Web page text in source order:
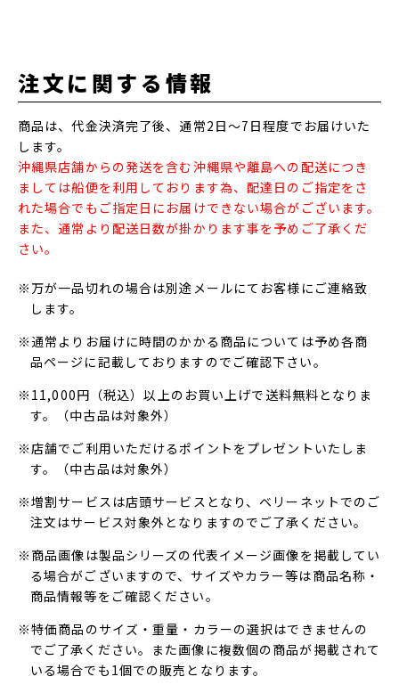
注文に関する情報
商品は、代金決済完了後、通常2日～7日程度でお届けいた
します。
沖縄県店舗からの発送を含む沖縄県や離島への配送につき
ましては船便を利用しております為、配達日のご指定をさ
れた場合でもご指定日にお届けできない場合がございます。
また、通常より配送日数が掛かります事を予めご了承くだ
さい。
※万が一品切れの場合は別途メールにてお客様にご連絡致
します。
※通常よりお届けに時間のかかる商品については予め各商
品ページに記載しておりますのでご確認下さい。
※11,000円（税込）以上のお買い上げで送料無料となりま
す。（中古品は対象外）
※店舗でご利用いただけるポイントをプレゼントいたしま
す。（中古品は対象外）
※増割サービスは店頭サービスとなり、ベリーネットでのご
注文はサービス対象外となりますのでご了承ください。
※商品画像は製品シリーズの代表イメージ画像を掲載してい
る場合がございますので、サイズやカラー等は商品名称・
商品情報等をご確認ください。
※特価商品のサイズ・重量・カラーの選択はできませんの
でご了承ください。また画像に複数個の商品が掲載されて
いる場合でも1個での販売となります。